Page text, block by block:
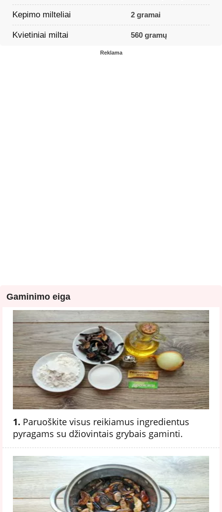
Kepimo milteliai 2 gramai
Kvietiniai miltai 560 gramų
Reklama
Gaminimo eiga
1. Paruoškite visus reikiamus ingredientus
pyragams su džiovintais grybais gaminti.